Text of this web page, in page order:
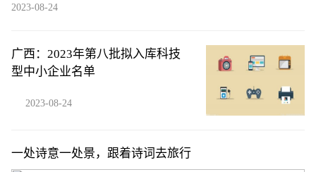
2023-08-24
广西：2023年第八批拟入库科技
型中小企业名单
2023-08-24
一处诗意一处景，跟着诗词去旅行